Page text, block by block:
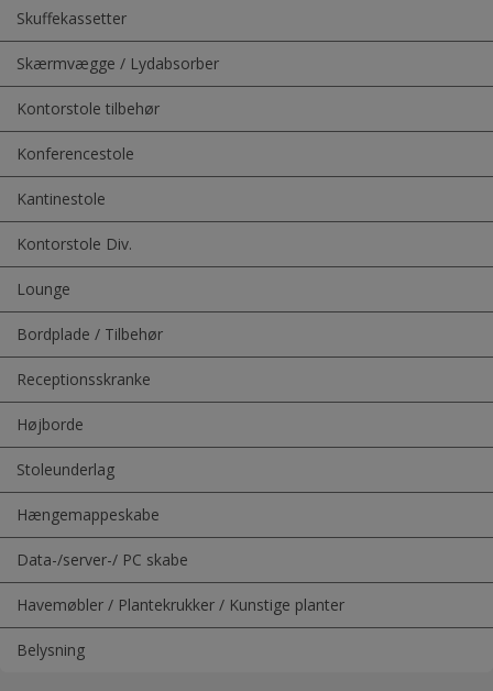
Skuffekassetter
Skærmvægge / Lydabsorber
Kontorstole tilbehør
Konferencestole
Kantinestole
Kontorstole Div.
Lounge
Bordplade / Tilbehør
Receptionsskranke
Højborde
Stoleunderlag
Hængemappeskabe
Data-/server-/ PC skabe
Havemøbler / Plantekrukker / Kunstige planter
Belysning